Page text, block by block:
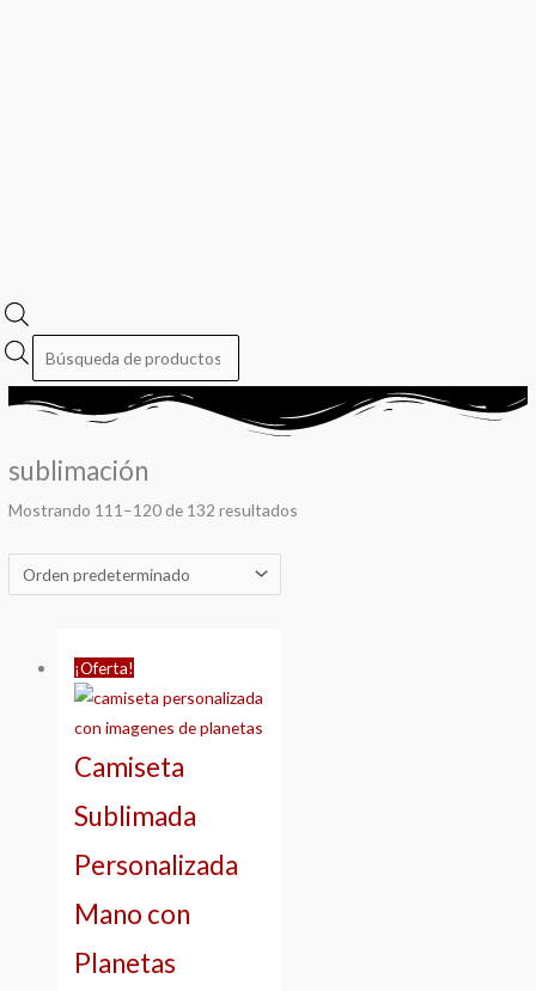
sublimación
Mostrando 111–120 de 132 resultados
¡Oferta!
Camiseta
Sublimada
Personalizada
Mano con
Planetas
precios:
desde
€28.00